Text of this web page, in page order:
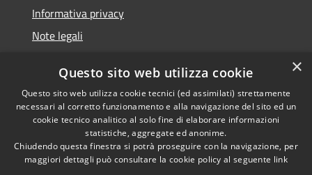
Informativa privacy
Note legali
Segnalazioni di inaccessibilità
RSS
Accessibilità
Copyright © 2026 • Comune di
Finale Ligure • Powered by
×
Questo sito web utilizza cookie
Questo sito web utilizza cookie tecnici (ed assimilati) strettamente
necessari al corretto funzionamento e alla navigazione del sito ed un
cookie tecnico analitico al solo fine di elaborare informazioni
statistiche, aggregate ed anonime.
Chiudendo questa finestra si potrà proseguire con la navigazione, per
maggiori dettagli può consultare la cookie policy al seguente link